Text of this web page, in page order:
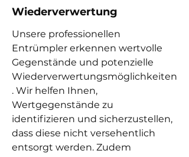
Wiederverwertung
Unsere professionellen
Entrümpler erkennen wertvolle
Gegenstände und potenzielle
Wiederverwertungsmöglichkeiten
. Wir helfen Ihnen,
Wertgegenstände zu
identifizieren und sicherzustellen,
dass diese nicht versehentlich
entsorgt werden. Zudem